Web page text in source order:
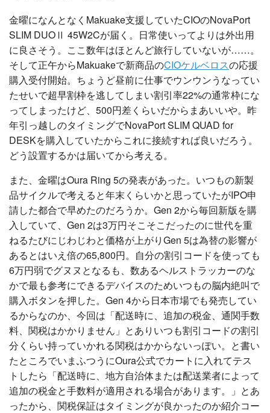
金曜になんとなくMakuake支援していたCIOのNovaPort
SLIM DUOⅡ 45W2Cが届く。日常使いってよりは外出用
に良さそう。ここ数年はほとんど旅行していないが……。
そして正午からMakuakeで新商品のCIOケルベロスの応援
購入受付開始。ちょうど昼前に仕事でウンウンうなってい
たせいで超早割枠を逃してしまい割引率22%の通常枠にな
ってしまったけど、500円差くらいだからまあいいや。昨
年引っ越しのタイミングでNovaPort SLIM QUAD for
DESKを購入していたからこれに接続すれば良いだろう。
どう設置するかは届いてから考える。
また、金曜はOura Ring 5の発表があった。いつもの新製
品サイクルで考えると年末くらいかと思っていたがIPO申
請した都合で早めたのだろうか。Gen 2から毎回新版を購
入していて、Gen 2は3万円そこそこだったのに世代を重
ねるたびにじわじわと価格が上がりGen 5は為替の影響が
あるとはいえ倍の65,800円。自分の割引コードを使っても
6万円弱でグヌヌとなるも、数あるヘルストラッカーのな
かで最も参考にできるデバイスのためいつもの脳内絶叫で
購入ボタンを押した。Gen 4から日本市場でも発売してい
るからなのか、今回は「配送時に、追加の税金、通関手数
料、関税はかかりません」とありいつも割引コードの割引
分くらい持っていかれる関税はかからないっぽい。と書い
たところでいまふつうにOura公式でカートに入れてテス
トしたら「配送時に、地方自治体または配送業者によって
追加の税金と手数料が適用される場合があります。」とあ
ったから、関税保証はタイミングが良かったのか紹介コー